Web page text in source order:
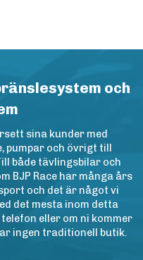
och
sina kunder med
pumpar och övrigt till
både tävlingsbilar och
BJP Race har många års
och det är något vi
det mesta inom detta
eller om ni kommer
ingen traditionell butik.